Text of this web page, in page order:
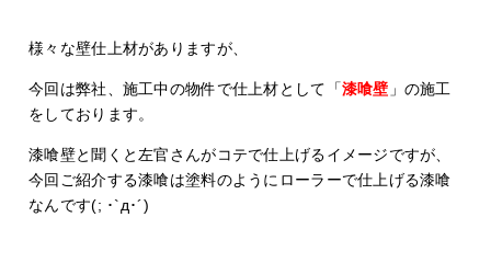
様々な壁仕上材がありますが、
今回は弊社、施工中の物件で仕上材として「漆喰壁 」の施工
をしております。
漆喰壁と聞くと左官さんがコテで仕上げるイメージですが、
今回ご紹介する漆喰は塗料のようにローラーで仕上げる漆喰
なんです(; ･`д･´)